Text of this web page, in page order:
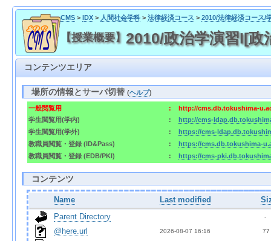
CMS> IDX> 人間社会学科> 法律経済コース > 2010/法律経済コース/
【授業概要】 2010/政治学演習I[政
コンテンツエリア
場所の情報とサーバ切替(ヘルプ)
一般閲覧用 :
http://cms.db.tokushima-
学生閲覧用(学内)
:
http://cms-
学生閲覧用(学外)
:
https://cms-
教職員閲覧・登録 (ID&Pass)
:
https://cms.db.tokushima-
教職員閲覧・登録 (EDB/PKI)
: https://cms-
コンテンツ
Name Last modified
Parent Directory
  -
@here.url 2026-08-07 16:16 77